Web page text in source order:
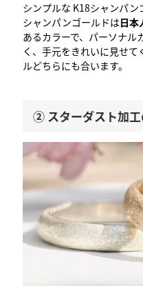
シンプルな K18シャンパン
シャンパンゴールドは日本
あるカラーで、パーソナル
く、手元をきれいに見せ
ルどちらにも合います。
② スターダスト加